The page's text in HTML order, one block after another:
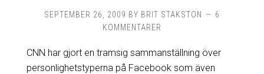
SEPTEMBER 26, 2009 BY BRIT STAKSTON
6
KOMMENTARER
CNN har gjort en tramsig sammanställning över
personlighetstyperna på Facebook som även